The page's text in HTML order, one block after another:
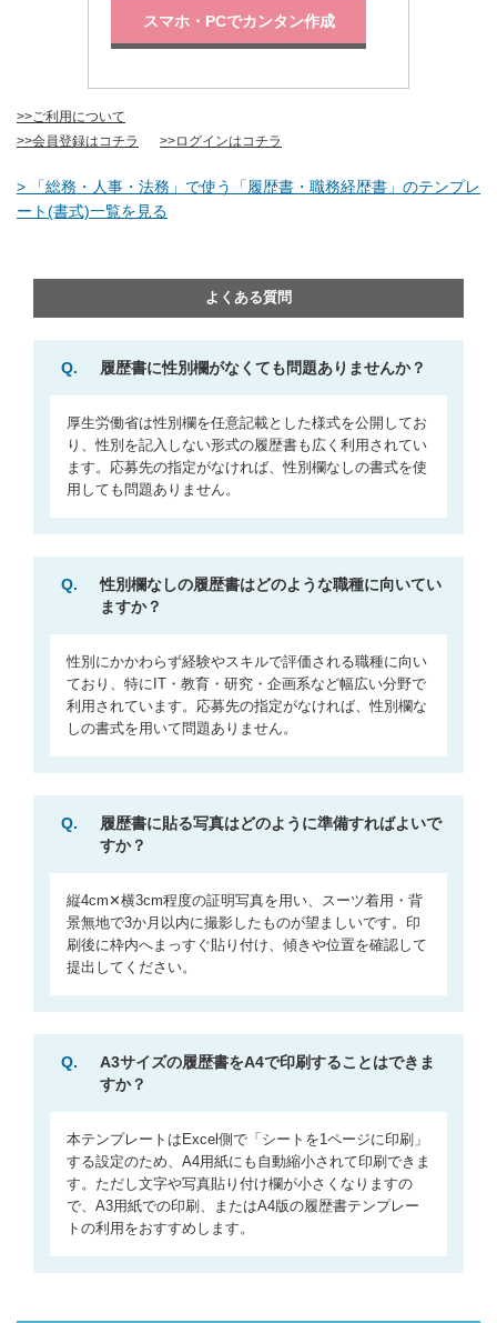
スマホ・PCでカンタン作成
>>ご利用について
>>会員登録はコチラ
>>ログインはコチラ
> 「総務・人事・法務」で使う「履歴書・職務経歴書」のテンプレ
ート(書式)一覧を見る
よくある質問
Q. 履歴書に性別欄がなくても問題ありませんか？
厚生労働省は性別欄を任意記載とした様式を公開してお
り、性別を記入しない形式の履歴書も広く利用されてい
ます。応募先の指定がなければ、性別欄なしの書式を使
用しても問題ありません。
Q.
性別欄なしの履歴書はどのような職種に向いてい
ますか？
性別にかかわらず経験やスキルで評価される職種に向い
ており、特にIT・教育・研究・企画系など幅広い分野で
利用されています。応募先の指定がなければ、性別欄な
しの書式を用いて問題ありません。
Q.
履歴書に貼る写真はどのように準備すればよいで
すか？
縦4cm✕横3cm程度の証明写真を用い、スーツ着用・背
景無地で3か月以内に撮影したものが望ましいです。印
刷後に枠内へまっすぐ貼り付け、傾きや位置を確認して
提出してください。
Q.
A3サイズの履歴書をA4で印刷することはできま
すか？
本テンプレートはExcel側で「シートを1ページに印刷」
する設定のため、A4用紙にも自動縮小されて印刷できま
す。ただし文字や写真貼り付け欄が小さくなりますの
で、A3用紙での印刷、またはA4版の履歴書テンプレー
トの利用をおすすめします。